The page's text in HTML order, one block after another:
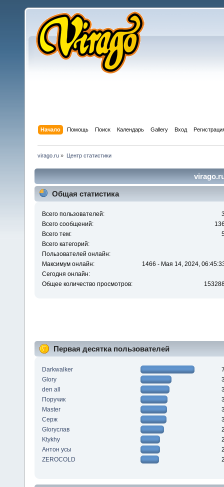
Начало Помощь Поиск Календарь Gallery Вход
virago.ru » Центр статистики
Общая статистика
Всего пользователей:
Всего сообщений:
Всего тем:
Всего категорий:
Пользователей онлайн:
Максимум онлайн:
1466 - Мая 14, 2024,
Сегодня онлайн:
Общее количество просмотров:
Первая десятка пользователей
Darkwalker
Glory
den all
Поручик
Master
Серж
Gloryслав
Ktykhy
Антон усы
ZEROCOLD